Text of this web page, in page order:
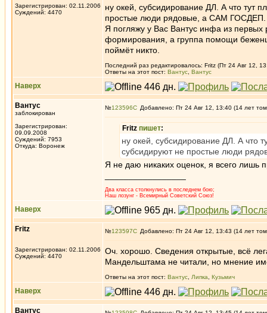
Зарегистрирован: 02.11.2006
Суждений: 4470
ну окей, субсидирование ДЛ. А что тут
простые люди рядовые, а САМ
Я погляжу у Вас Вантус инфа из
формирования, а группа помощи
поймёт никто.
Последний раз редактировалось: Fritz (Пт 24 Авг 12,
Ответы на этот пост: Вантус Вантус
Наверх
Вантус
заблокирован
Зарегистрирован:
09.09.2008
Суждений: 7953
Откуда: Воронеж
№123596 Добавлено: Пт 24 Авг 12, 13:40 (14 лет
Fritz пишет:
ну окей, субсидирование ДЛ. А что
субсидируют не простые люди
Я не даю никаких оценок, я всего лишь
Два класса столкнулись в последнем бою;
Наш лозунг - Всемирный Советский Союз!
Наверх
Fritz
Зарегистрирован: 02.11.2006
Суждений: 4470
№123597 Добавлено: Пт 24 Авг 12, 13:43 (14 лет
Оч. хорошо. Сведения открытые, всё
Мандельштама не читали, но мнение
Ответы на этот пост: Вантус Липка Кузьмич
Наверх
Вантус